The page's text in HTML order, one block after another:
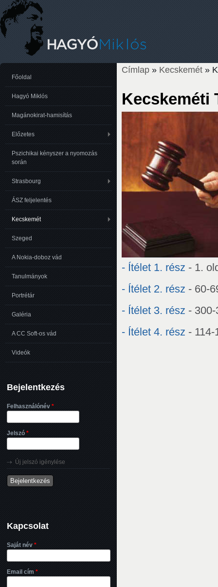
Címlap » Kecskemét »
Kecskeméti
- Ítélet 1. rész - 1.
- Ítélet 2. rész - 60-
- Ítélet 3. rész -
- Ítélet 4. rész - 114-
Főoldal
Hagyó Miklós
Magánokirat-hamisítás
Előzetes
Pszichikai kényszer a nyomozás
során
Strasbourg
ÁSZ feljelentés
Kecskemét
Szeged
A Nokia-doboz vád
Tanulmányok
Portrétár
Galéria
A CC Soft-os vád
Videók
Bejelentkezés
Felhasználónév *
Jelszó *
Új jelszó igénylése
Kapcsolat
Saját név *
Email cím *